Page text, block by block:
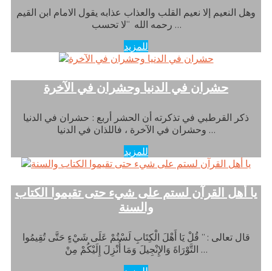
وهل النعيم إلا نعيم القلب والعذاب عذابه يقول الامام ابن القيم
رحمه الله “لا تحسب …
للمزيد
حشران في الدنيا وحشران في الآخرة
ذكر القرطبي في تذكرته أن الحشر أربع : حشران في الدنيا
وحشران في الآخرة ، فاللذان في الدنيا …
للمزيد
يا أهل القرآن لستم على شيء حتى تقيموا الكتاب
والسنة
قال تعالى : ” قُلْ يَا أَهْلَ الْكِتَابِ لَسْتُمْ عَلَى شَيْءٍ حَتَّى تُقِيمُوا
التَّوْرَاةَ وَالإِنْجِيلَ وَمَا أُنْزِلَ إِلَيْكُمْ مِنْ …